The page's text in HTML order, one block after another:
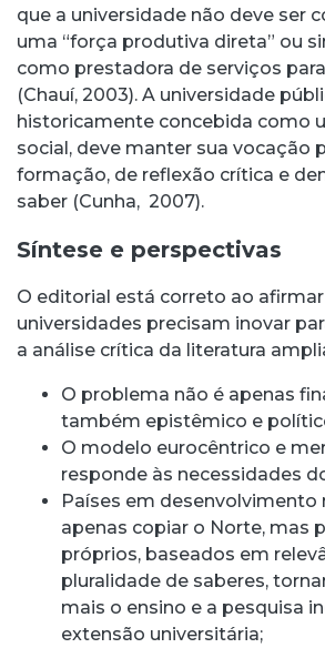
que a universidade não deve ser
uma “força produtiva direta” ou
como prestadora de serviços
(Chauí, 2003). A universidade
historicamente concebida como
social, deve manter sua vocação
formação, de reflexão crítica e
saber (Cunha, 2007).
Síntese e perspectivas
O editorial está correto ao
universidades precisam inovar
a análise crítica da literatura
O problema não é apenas
também epistêmico e
O modelo eurocêntrico e
responde às necessidades
Países em desenvolvimento
apenas copiar o Norte, mas
próprios, baseados em
pluralidade de saberes,
mais o ensino e a pesquisa
extensão universitária;